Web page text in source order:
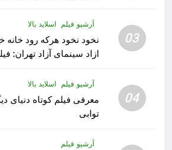
03
آرشیو فیلم اسلاید بالا
نخود نخود هرکه رود
ازاد سینمای آزاد تهران:
04
آرشیو فیلم اسلاید بالا
معرفی فیلم کوتاه دنیای
توابی
آرشیو فیلم